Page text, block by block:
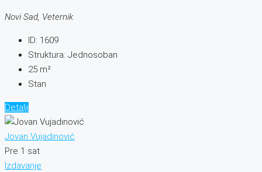
Novi Sad, Veternik
ID: 1609
Struktura: Jednosoban
25 m²
Stan
Detalji
Jovan Vujadinović
Pre 1 sat
Izdavanje